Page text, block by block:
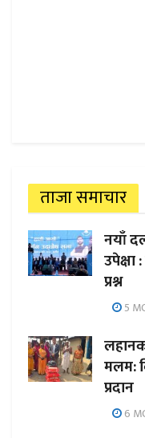
ताजा समाचार
नयाँ
उपेक्षा
प्रश्न
5
मलम:
प्रदान
6